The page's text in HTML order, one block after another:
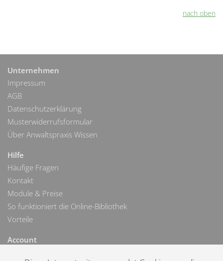
nach oben
Unternehmen
Impressum
AGB
Datenschutzerklärung
Musterwiderrufsformular
Über Anwaltspraxis Wissen
Hilfe
Häufige Fragen
Kontakt
Module & Preise
So funktioniert die Online-Bibliothek
Vorteile
Account